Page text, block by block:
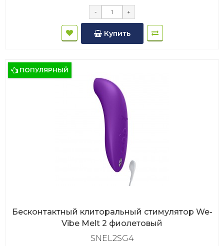
- +
Купить
ПОПУЛЯРНЫЙ
Бесконтактный клиторальный стимулятор We-
Vibe Melt 2 фиолетовый
SNEL2SG4